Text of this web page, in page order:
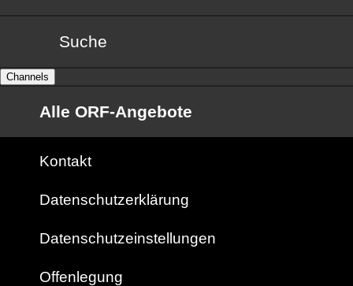
Suche
Channels
Alle ORF-Angebote
Kontakt
Datenschutzerklärung
Datenschutzeinstellungen
Offenlegung